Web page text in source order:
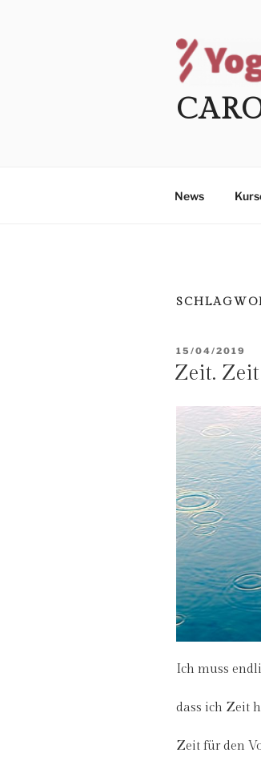
News
AM
15/04/2019
Zeit. Zeit
Ich muss
dass ich Zeit
Zeit für den